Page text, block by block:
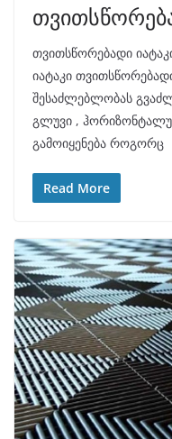
თვითსწორებადი
იატაკი
შესაძლებლობას
გლუვი ,
გამოიყენება როგორც
Read More